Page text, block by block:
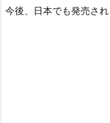
今後、日本でも発売され